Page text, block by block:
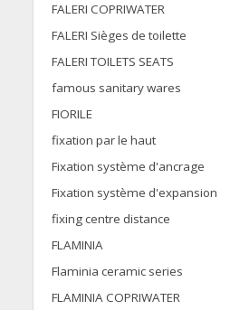
FALERI COPRIWATER
FALERI Sièges de toilette
FALERI TOILETS SEATS
famous sanitary wares
FIORILE
fixation par le haut
Fixation système d'ancrage
Fixation système d'expansion
fixing centre distance
FLAMINIA
Flaminia ceramic series
FLAMINIA COPRIWATER